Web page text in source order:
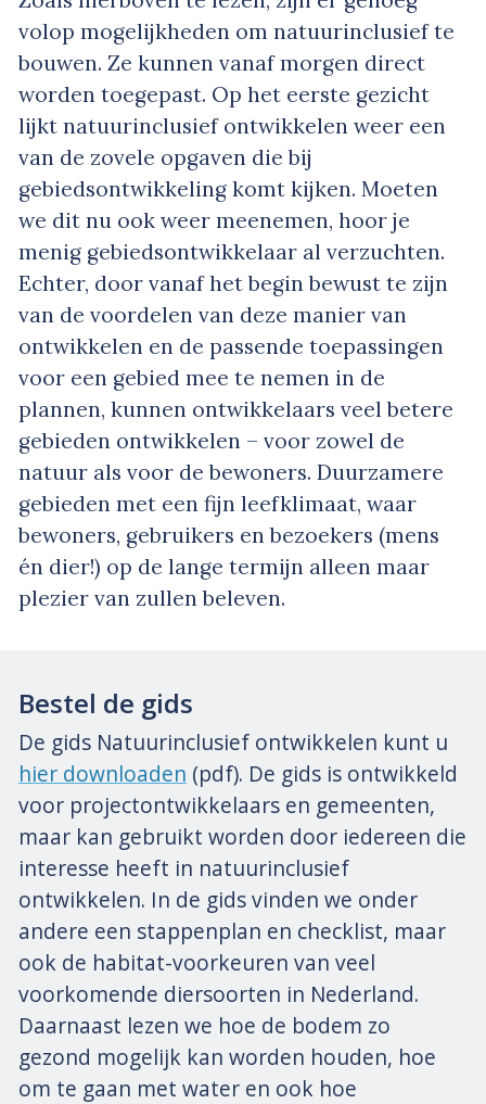
volop mogelijkheden om natuurinclusief te
bouwen. Ze kunnen vanaf morgen direct
worden toegepast. Op het eerste gezicht
lijkt natuurinclusief ontwikkelen weer een
van de zovele opgaven die bij
gebiedsontwikkeling komt kijken. Moeten
we dit nu ook weer meenemen, hoor je
menig gebiedsontwikkelaar al verzuchten.
Echter, door vanaf het begin bewust te zijn
van de voordelen van deze manier van
ontwikkelen en de passende toepassingen
voor een gebied mee te nemen in de
plannen, kunnen ontwikkelaars veel betere
gebieden ontwikkelen – voor zowel de
natuur als voor de bewoners. Duurzamere
gebieden met een fijn leefklimaat, waar
bewoners, gebruikers en bezoekers (mens
én dier!) op de lange termijn alleen maar
plezier van zullen beleven.
Bestel de gids
De gids Natuurinclusief ontwikkelen kunt u
hier downloaden (pdf). De gids is ontwikkeld
voor projectontwikkelaars en gemeenten,
maar kan gebruikt worden door iedereen die
interesse heeft in natuurinclusief
ontwikkelen. In de gids vinden we onder
andere een stappenplan en checklist, maar
ook de habitat-voorkeuren van veel
voorkomende diersoorten in Nederland.
Daarnaast lezen we hoe de bodem zo
gezond mogelijk kan worden houden, hoe
om te gaan met water en ook hoe